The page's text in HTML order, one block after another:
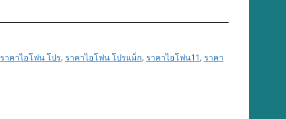
ราคาไอโฟน โปร, ราคาไอโฟน โปรแม็ก, ราคาไอโฟน11, ราคา